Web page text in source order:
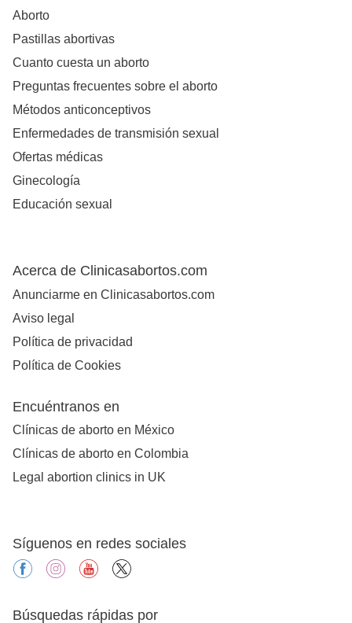
Aborto
Pastillas abortivas
Cuanto cuesta un aborto
Preguntas frecuentes sobre el aborto
Métodos anticonceptivos
Enfermedades de transmisión sexual
Ofertas médicas
Ginecología
Educación sexual
Acerca de Clinicasabortos.com
Anunciarme en Clinicasabortos.com
Aviso legal
Política de privacidad
Política de Cookies
Encuéntranos en
Clínicas de aborto en México
Clínicas de aborto en Colombia
Legal abortion clinics in UK
Síguenos en redes sociales
facebookinstagramyoutube
Búsquedas rápidas por